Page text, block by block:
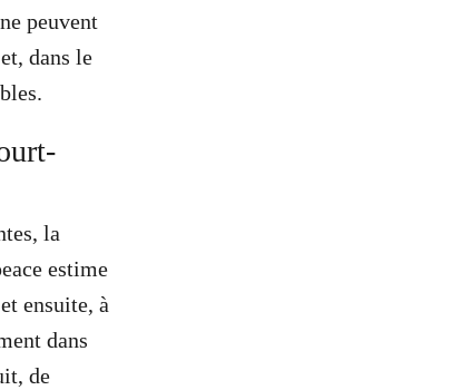
peuvent
dans le
la
estime
ensuite, à
dans
de